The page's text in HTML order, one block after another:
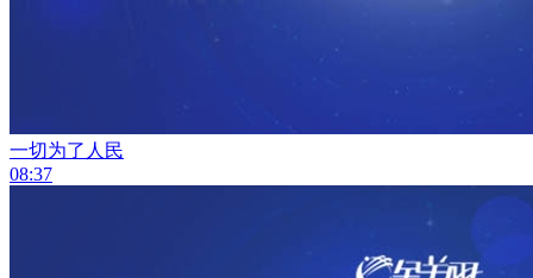
一切为了人民
08:37